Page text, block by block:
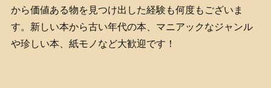
から価値ある物を見つけ出した経験も何度もございま
す。新しい本から古い年代の本、マニアックなジャンル
や珍しい本、紙モノなど大歓迎です！